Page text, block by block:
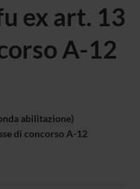
ex art. 13
A-12
abilitazione)
di concorso A-12